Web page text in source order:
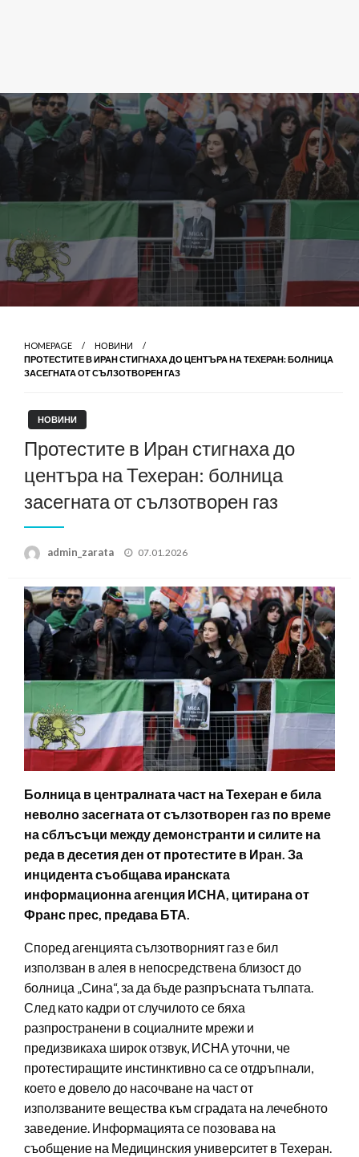
HOMEPAGE
НОВИНИ
ПРОТЕСТИТЕ В ИРАН СТИГНАХА ДО ЦЕНТЪРА НА ТЕХЕРАН: БОЛНИЦА
ЗАСЕГНАТА ОТ СЪЛЗОТВОРЕН ГАЗ
НОВИНИ
Протестите в Иран стигнаха до
центъра на Техеран: болница
засегната от сълзотворен газ
admin_zarata
Posted
07.01.2026
Болница в централната част на Техеран е била
неволно засегната от сълзотворен газ по време
на сблъсъци между демонстранти и силите на
реда в десетия ден от протестите в Иран. За
инцидента съобщава иранската
информационна агенция ИСНА, цитирана от
Франс прес, предава БТА.
Според агенцията сълзотворният газ е бил
използван в алея в непосредствена близост до
болница „Сина“, за да бъде разпръсната тълпата.
След като кадри от случилото се бяха
разпространени в социалните мрежи и
предизвикаха широк отзвук, ИСНА уточни, че
протестиращите инстинктивно са се отдръпнали,
което е довело до насочване на част от
използваните вещества към сградата на лечебното
заведение. Информацията се позовава на
съобщение на Медицинския университет в Техеран.